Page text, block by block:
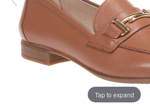
Tap to expand